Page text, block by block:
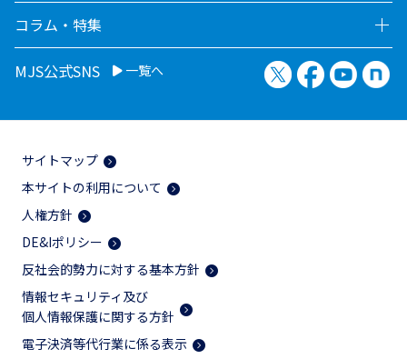
コラム・特集
MJS公式SNS 一覧へ X（旧Twitter）
Facebook
サイトマップ
本サイトの利用について
人権方針
DE&Iポリシー
反社会的勢力に対する基本方針
情報セキュリティ及び
個人情報保護に関する方針
電子決済等代行業に係る表示